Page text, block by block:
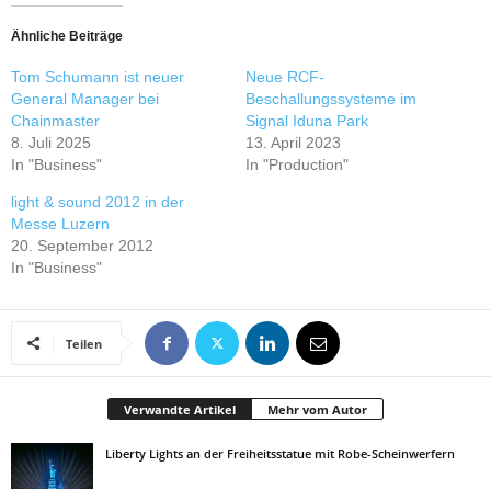
Ähnliche Beiträge
Tom Schumann ist neuer
General Manager bei
Chainmaster
8. Juli 2025
In "Business"
Neue RCF-
Beschallungssysteme im
Signal Iduna Park
13. April 2023
In "Production"
light & sound 2012 in der
Messe Luzern
20. September 2012
In "Business"
Teilen
Verwandte Artikel Mehr vom Autor
Liberty Lights an der Freiheitsstatue mit Robe-Scheinwerfern